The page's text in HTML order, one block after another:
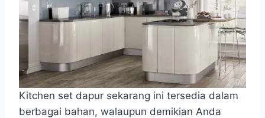
Kitchen set dapur sekarang ini tersedia dalam
berbagai bahan, walaupun demikian Anda